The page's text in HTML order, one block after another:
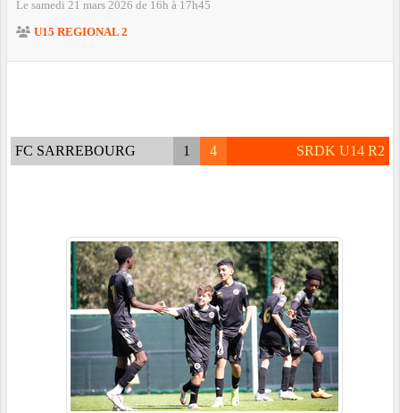
Le samedi 21 mars 2026 de 16h à 17h45
U15 REGIONAL 2
FC SARREBOURG 1 4 SRDK U14 R2